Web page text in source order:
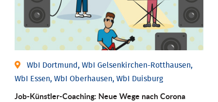
WbI Dortmund, WbI Gelsenkirchen-Rotthausen,
WbI Essen, WbI Oberhausen, WbI Duisburg
Job-Künstler-Coaching: Neue Wege nach Corona